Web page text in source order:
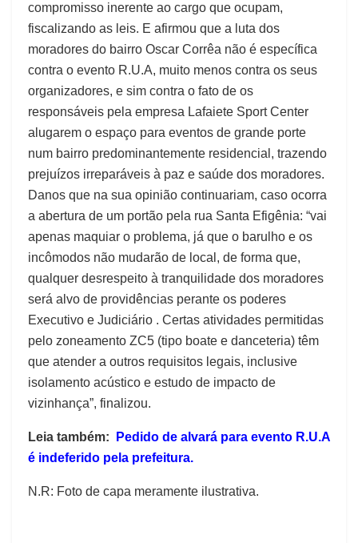
compromisso inerente ao cargo que ocupam,
fiscalizando as leis. E afirmou que a luta dos
moradores do bairro Oscar Corrêa não é específica
contra o evento R.U.A, muito menos contra os seus
organizadores, e sim contra o fato de os
responsáveis pela empresa Lafaiete Sport Center
alugarem o espaço para eventos de grande porte
num bairro predominantemente residencial, trazendo
prejuízos irreparáveis à paz e saúde dos moradores.
Danos que na sua opinião continuariam, caso ocorra
a abertura de um portão pela rua Santa Efigênia: “vai
apenas maquiar o problema, já que o barulho e os
incômodos não mudarão de local, de forma que,
qualquer desrespeito à tranquilidade dos moradores
será alvo de providências perante os poderes
Executivo e Judiciário . Certas atividades permitidas
pelo zoneamento ZC5 (tipo boate e danceteria) têm
que atender a outros requisitos legais, inclusive
isolamento acústico e estudo de impacto de
vizinhança”, finalizou.
Leia também:
Pedido de alvará para evento R.U.A
é indeferido pela prefeitura.
N.R: Foto de capa meramente ilustrativa.